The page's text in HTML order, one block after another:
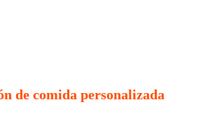
de comida personalizada